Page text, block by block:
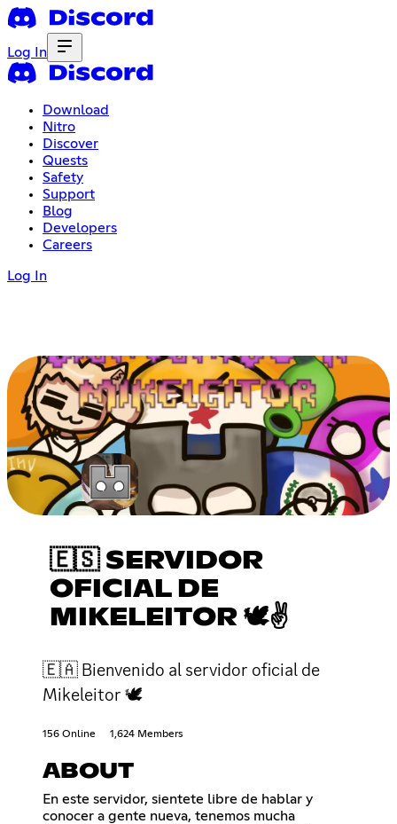
Log In
Download
Nitro
Discover
Quests
Safety
Support
Blog
Developers
Careers
Log In
🇪🇸 SERVIDOR
OFICIAL DE
MIKELEITOR 🕊✌
🇪🇦 Bienvenido al servidor oficial de
Mikeleitor 🕊
156 Online 1,624 Members
ABOUT
En este servidor, sientete libre de hablar y
conocer a gente nueva, tenemos mucha